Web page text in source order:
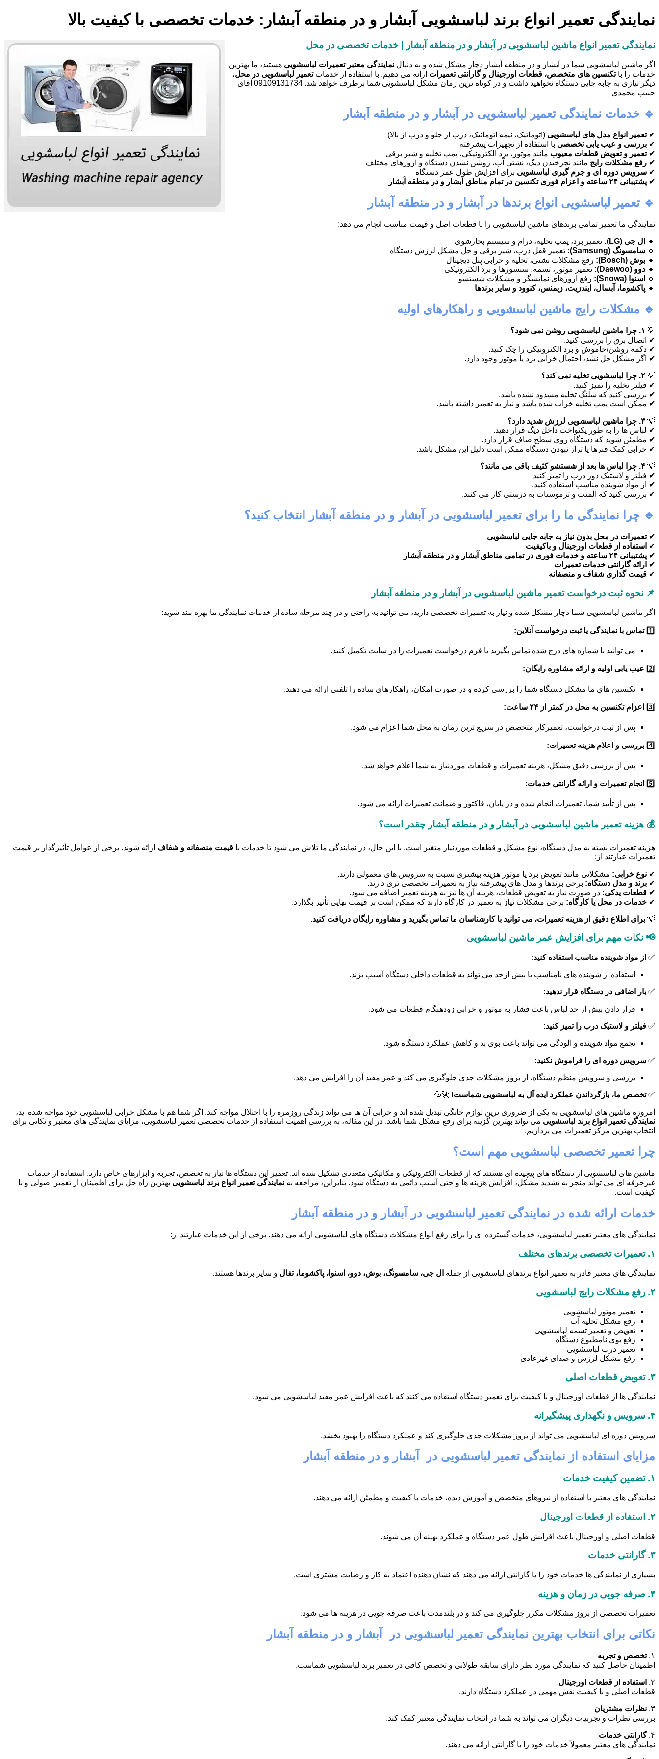
نمایندگی تعمیر انواع برند لباسشویی آبشار و در منطقه آبشار: خدمات تخصصی با کیفیت بالا
نمایندگی تعمیر انواع ماشین لباسشویی در آبشار و در منطقه آبشار | خدمات تخصصی در محل
اگر ماشین لباسشویی شما در آبشار و در منطقه آبشار دچار مشکل شده و به دنبال نمایندگی معتبر تعمیرات لباسشویی هستید، ما بهترین
خدمات را باتکنسین های متخصص، قطعات اورجینال و گارانتی تعمیرات ارائه می دهیم. با استفاده از خدماتتعمیر لباسشویی در محل،
دیگر نیازی به جابه جایی دستگاه نخواهید داشت و در کوتاه ترین زمان مشکل لباسشویی شما برطرف خواهد شد. 09109131734 آقای
حبیب محمدی
🔹 خدمات نمایندگی تعمیر لباسشویی در آبشار و در منطقه آبشار
✔تعمیر انواع مدل های لباسشویی (اتوماتیک، نیمه اتوماتیک، درب از جلو و درب از بالا)
✔ بررسی و عیب یابی تخصصی با استفاده از تجهیزات پیشرفته
✔تعمیر و تعویض قطعات معیوب مانند موتور، برد الکترونیکی، پمپ تخلیه و شیر برقی
✔ رفع مشکلات رایج مانند نچرخیدن دیگ، نشتی آب، روشن نشدن دستگاه و ارورهای مختلف
✔ سرویس دوره ای و جرم گیری لباسشویی برای افزایش طول عمر دستگاه
✔ پشتیبانی ۲۴ ساعته و اعزام فوری تکنسین در تمام مناطق آبشار و در منطقه آبشار
🔹 تعمیر لباسشویی انواع برندها در آبشار و در منطقه آبشار
نمایندگی ما تعمیر تمامی برندهای ماشین لباسشویی را با قطعات اصل و قیمت مناسب انجام می دهد:
🔹 ال جی (LG):
تعمیر برد، پمپ تخلیه، درام و سیستم بخارشوی
🔹 سامسونگ (Samsung):
تعمیر قفل درب، شیر برقی و حل مشکل لرزش دستگاه
🔹 بوش (Bosch):
رفع مشکلات نشتی، تخلیه و خرابی پنل دیجیتال
🔹 دوو (Daewoo):
تعمیر موتور، تسمه، سنسورها و برد الکترونیکی
🔹
اسنوا (Snowa):
رفع ارورهای نمایشگر و مشکلات شستشو
🔹 پاکشوما، آبسال، ایندزیت، زیمنس، کنوود و سایر برندها
🔹 مشکلات رایج ماشین لباسشویی و راهکارهای اولیه
💡 ۱. چرا ماشین لباسشویی روشن نمی شود؟
✔ اتصال برق را بررسی کنید.
✔ دکمه روشن/خاموش و برد الکترونیکی را چک کنید.
✔ اگر مشکل حل نشد، احتمال خرابی برد یا موتور وجود دارد.
💡 ۲. چرا لباسشویی تخلیه نمی کند؟
✔ فیلتر تخلیه را تمیز کنید.
✔ بررسی کنید که شلنگ تخلیه مسدود نشده باشد.
✔ ممکن است پمپ تخلیه خراب شده باشد و نیاز به تعمیر داشته باشد.
💡 ۳. چرا ماشین لباسشویی لرزش شدید دارد؟
✔ لباس ها را به طور یکنواخت داخل دیگ قرار دهید.
✔ مطمئن شوید که دستگاه روی سطح صاف قرار دارد.
✔ خرابی کمک فنرها یا تراز نبودن دستگاه ممکن است دلیل این مشکل باشد.
💡 ۴. چرا لباس ها بعد از شستشو کثیف باقی می مانند؟
✔ فیلتر و لاستیک دور درب را تمیز کنید.
✔ از مواد شوینده مناسب استفاده کنید.
✔ بررسی کنید که المنت و ترموستات به درستی کار می کنند.
🔹 چرا نمایندگی ما را برای تعمیر لباسشویی در آبشار و در منطقه آبشار انتخاب کنید؟
✔تعمیرات در محل بدون نیاز به جابه جایی لباسشویی
✔ استفاده از قطعات اورجینال و باکیفیت
✔ پشتیبانی ۲۴ ساعته و خدمات فوری در تمامی مناطق آبشار و در منطقه آبشار
✔ ارائه گارانتی خدمات تعمیرات
✔ قیمت گذاری شفاف و منصفانه
📌 نحوه ثبت درخواست تعمیر ماشین لباسشویی در آبشار و در منطقه آبشار
اگر ماشین لباسشویی شما دچار مشکل شده و نیاز به تعمیرات تخصصی دارید، می توانید به راحتی و در چند مرحله ساده از خدمات نمایندگی ما بهره مند شوید:
1️⃣ تماس با نمایندگی یا ثبت درخواست آنلاین:
می توانید با شماره های درج شده تماس بگیرید یا فرم درخواست تعمیرات را در سایت تکمیل کنید.
2️⃣ عیب یابی اولیه و ارائه مشاوره رایگان:
تکنسین های ما مشکل دستگاه شما را بررسی کرده و در صورت امکان، راهکارهای ساده را تلفنی ارائه می دهند.
3️⃣ اعزام تکنسین به محل در کمتر از ۲۴ ساعت:
پس از ثبت درخواست، تعمیرکار متخصص در سریع ترین زمان به محل شما اعزام می شود.
4️⃣ بررسی و اعلام هزینه تعمیرات:
پس از بررسی دقیق مشکل، هزینه تعمیرات و قطعات موردنیاز به شما اعلام خواهد شد.
5️⃣ انجام تعمیرات و ارائه گارانتی خدمات:
پس از تأیید شما، تعمیرات انجام شده و در پایان، فاکتور و ضمانت تعمیرات ارائه می شود.
💰 هزینه تعمیر ماشین لباسشویی در آبشار و در منطقه آبشار چقدر است؟
هزینه تعمیرات بسته به مدل دستگاه، نوع مشکل و قطعات موردنیاز متغیر است. با این حال، در نمایندگی ما تلاش می شود تا خدمات با قیمت منصفانه و شفاف ارائه شوند. برخی از عوامل تأثیرگذار بر قیمت
تعمیرات عبارتند از:
✔ نوع خرابی: مشکلاتی مانند تعویض برد یا موتور هزینه بیشتری نسبت به سرویس های معمولی دارند.
✔ برند و مدل دستگاه: برخی برندها و مدل های پیشرفته نیاز به تعمیرات تخصصی تری دارند.
✔ قطعات یدکی: در صورت نیاز به تعویض قطعات، هزینه آن ها نیز به هزینه تعمیر اضافه می شود.
✔ خدمات در محل یا کارگاه: برخی مشکلات نیاز به تعمیر در کارگاه دارند که ممکن است بر قیمت نهایی تأثیر بگذارد.
💡 برای اطلاع دقیق از هزینه تعمیرات، می توانید با کارشناسان ما تماس بگیرید و مشاوره رایگان دریافت کنید.
📢 نکات مهم برای افزایش عمر ماشین لباسشویی
✅ از مواد شوینده مناسب استفاده کنید:
استفاده از شوینده های نامناسب یا بیش ازحد می تواند به قطعات داخلی دستگاه آسیب بزند.
✅ بار اضافی در دستگاه قرار ندهید:
قرار دادن بیش از حد لباس باعث فشار به موتور و خرابی زودهنگام قطعات می شود.
✅ فیلتر و لاستیک درب را تمیز کنید:
تجمع مواد شوینده و آلودگی می تواند باعث بوی بد و کاهش عملکرد دستگاه شود.
✅ سرویس دوره ای را فراموش نکنید:
بررسی و سرویس منظم دستگاه، از بروز مشکلات جدی جلوگیری می کند و عمر مفید آن را افزایش می دهد.
✅تخصص ما، بازگرداندن عملکرد ایده آل به لباسشویی شماست! 🚀💦
امروزه ماشین های لباسشویی به یکی از ضروری ترین لوازم خانگی تبدیل شده اند و خرابی آن ها می تواند زندگی روزمره را با اختلال مواجه کند. اگر شما هم با مشکل خرابی لباسشویی خود مواجه شده اید،
نمایندگی تعمیر انواع برند لباسشویی می تواند بهترین گزینه برای رفع مشکل شما باشد. در این مقاله، به بررسی اهمیت استفاده از خدمات تخصصی تعمیر لباسشویی، مزایای نمایندگی های معتبر و نکاتی برای
انتخاب بهترین مرکز تعمیرات می پردازیم.
چرا تعمیر تخصصی لباسشویی مهم است؟
ماشین های لباسشویی از دستگاه های پیچیده ای هستند که از قطعات الکترونیکی و مکانیکی متعددی تشکیل شده اند. تعمیر این دستگاه ها نیاز به تخصص، تجربه و ابزارهای خاص دارد. استفاده از خدمات
غیرحرفه ای می تواند منجر به تشدید مشکل، افزایش هزینه ها و حتی آسیب دائمی به دستگاه شود. بنابراین، مراجعه به نمایندگی تعمیر انواع برند لباسشویی بهترین راه حل برای اطمینان از تعمیر اصولی و با
کیفیت است.
خدمات ارائه شده در نمایندگی تعمیر لباسشویی در آبشار و در منطقه آبشار
نمایندگی های معتبر تعمیر لباسشویی، خدمات گسترده ای را برای رفع انواع مشکلات دستگاه های لباسشویی ارائه می دهند. برخی از این خدمات عبارتند از:
۱. تعمیرات تخصصی برندهای مختلف
نمایندگی های معتبر قادر به تعمیر انواع برندهای لباسشویی از جمله ال جی، سامسونگ، بوش، دوو، اسنوا، پاکشوما، تفال و سایر برندها هستند.
۲. رفع مشکلات رایج لباسشویی
تعمیر موتور لباسشویی
رفع مشکل تخلیه آب
تعویض و تعمیر تسمه لباسشویی
رفع بوی نامطبوع دستگاه
تعمیر درب لباسشویی
رفع مشکل لرزش و صدای غیرعادی
۳. تعویض قطعات اصلی
نمایندگی ها از قطعات اورجینال و با کیفیت برای تعمیر دستگاه استفاده می کنند که باعث افزایش عمر مفید لباسشویی می شود.
۴. سرویس و نگهداری پیشگیرانه
سرویس دوره ای لباسشویی می تواند از بروز مشکلات جدی جلوگیری کند و عملکرد دستگاه را بهبود بخشد.
مزایای استفاده از نمایندگی تعمیر لباسشویی در آبشار و در منطقه آبشار
۱. تضمین کیفیت خدمات
نمایندگی های معتبر با استفاده از نیروهای متخصص و آموزش دیده، خدمات با کیفیت و مطمئن ارائه می دهند.
۲. استفاده از قطعات اورجینال
قطعات اصلی و اورجینال باعث افزایش طول عمر دستگاه و عملکرد بهینه آن می شوند.
۳. گارانتی خدمات
بسیاری از نمایندگی ها خدمات خود را با گارانتی ارائه می دهند که نشان دهنده اعتماد به کار و رضایت مشتری است.
۴. صرفه جویی در زمان و هزینه
تعمیرات تخصصی از بروز مشکلات مکرر جلوگیری می کند و در بلندمدت باعث صرفه جویی در هزینه ها می شود.
نکاتی برای انتخاب بهترین نمایندگی تعمیر لباسشویی در آبشار و در منطقه آبشار
۱. تخصص و تجربه
اطمینان حاصل کنید که نمایندگی مورد نظر دارای سابقه طولانی و تخصص کافی در تعمیر برند لباسشویی شماست.
۲.
استفاده از قطعات اورجینال
قطعات اصلی و با کیفیت نقش مهمی در عملکرد دستگاه دارند.
۳. نظرات مشتریان
بررسی نظرات و تجربیات دیگران می تواند به شما در انتخاب نمایندگی معتبر کمک کند.
۴. گارانتی خدمات
نمایندگی های معتبر معمولاً خدمات خود را با گارانتی ارائه می دهند.